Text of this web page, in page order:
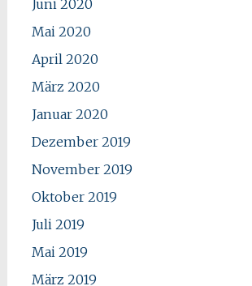
Juni 2020
Mai 2020
April 2020
März 2020
Januar 2020
Dezember 2019
November 2019
Oktober 2019
Juli 2019
Mai 2019
März 2019